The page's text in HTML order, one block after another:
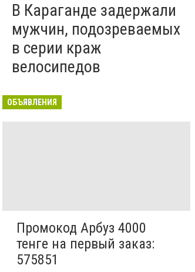
В Караганде задержали
мужчин, подозреваемых
в серии краж
велосипедов
ОБЪЯВЛЕНИЯ
Промокод Арбуз 4000
тенге на первый заказ:
575851